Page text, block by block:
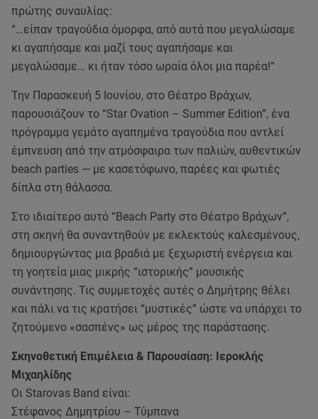
πρώτης συναυλίας:
“…είπαν τραγούδια όμορφα, από αυτά που μεγαλώσαμε
κι αγαπήσαμε και μαζί τους αγαπήσαμε και
μεγαλώσαμε… κι ήταν τόσο ωραία όλοι μια παρέα!”
Την Παρασκευή 5 Ιουνίου, στο Θέατρο Βράχων,
παρουσιάζουν το “Star Ovation – Summer Edition”, ένα
πρόγραμμα γεμάτο αγαπημένα τραγούδια που αντλεί
έμπνευση από την ατμόσφαιρα των παλιών, αυθεντικών
beach parties — με κασετόφωνο, παρέες και φωτιές
δίπλα στη θάλασσα.
Στο ιδιαίτερο αυτό “Beach Party στο Θέατρο Βράχων”,
στη σκηνή θα συναντηθούν με εκλεκτούς καλεσμένους,
δημιουργώντας μια βραδιά με ξεχωριστή ενέργεια και
τη γοητεία μιας μικρής “ιστορικής” μουσικής
συνάντησης. Τις συμμετοχές αυτές ο Δημήτρης θέλει
και πάλι να τις κρατήσει “μυστικές” ώστε να υπάρχει το
ζητούμενο «σασπένς» ως μέρος της παράστασης.
Σκηνοθετική Επιμέλεια & Παρουσίαση: Ιεροκλής
Μιχαηλίδης
Οι Starovas Band είναι:
Στέφανος Δημητρίου – Τύμπανα